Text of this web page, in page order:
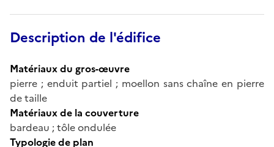
Description de l'édifice
Matériaux du gros-œuvre
pierre ; enduit partiel ; moellon sans chaîne en pierre
de taille
Matériaux de la couverture
bardeau ; tôle ondulée
Typologie de plan